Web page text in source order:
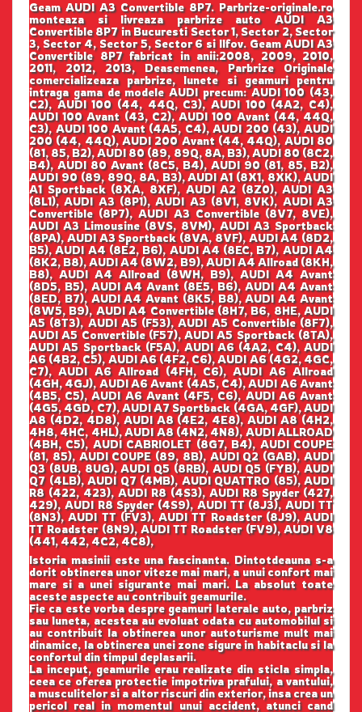
Geam AUDI A3 Convertible 8P7. Parbrize-originale.ro
monteaza si livreaza parbrize auto AUDI A3
Convertible 8P7 in Bucuresti Sector 1, Sector 2, Sector
3, Sector 4, Sector 5, Sector 6 si Ilfov. Geam AUDI A3
Convertible 8P7 fabricat in anii:2008, 2009, 2010,
2011, 2012, 2013, Deasemenea, Parbrize Originale
comercializeaza parbrize, lunete si geamuri pentru
intraga gama de modele AUDI precum: AUDI 100 (43,
C2), AUDI 100 (44, 44Q, C3), AUDI 100 (4A2, C4),
AUDI 100 Avant (43, C2), AUDI 100 Avant (44, 44Q,
C3), AUDI 100 Avant (4A5, C4), AUDI 200 (43), AUDI
200 (44, 44Q), AUDI 200 Avant (44, 44Q), AUDI 80
(81, 85, B2), AUDI 80 (89, 89Q, 8A, B3), AUDI 80 (8C2,
B4), AUDI 80 Avant (8C5, B4), AUDI 90 (81, 85, B2),
AUDI 90 (89, 89Q, 8A, B3), AUDI A1 (8X1, 8XK), AUDI
A1 Sportback (8XA, 8XF), AUDI A2 (8Z0), AUDI A3
(8L1), AUDI A3 (8P1), AUDI A3 (8V1, 8VK), AUDI A3
Convertible (8P7), AUDI A3 Convertible (8V7, 8VE),
AUDI A3 Limousine (8VS, 8VM), AUDI A3 Sportback
(8PA), AUDI A3 Sportback (8VA, 8VF), AUDI A4 (8D2,
B5), AUDI A4 (8E2, B6), AUDI A4 (8EC, B7), AUDI A4
(8K2, B8), AUDI A4 (8W2, B9), AUDI A4 Allroad (8KH,
B8), AUDI A4 Allroad (8WH, B9), AUDI A4 Avant
(8D5, B5), AUDI A4 Avant (8E5, B6), AUDI A4 Avant
(8ED, B7), AUDI A4 Avant (8K5, B8), AUDI A4 Avant
(8W5, B9), AUDI A4 Convertible (8H7, B6, 8HE, AUDI
A5 (8T3), AUDI A5 (F53), AUDI A5 Convertible (8F7),
AUDI A5 Convertible (F57), AUDI A5 Sportback (8TA),
AUDI A5 Sportback (F5A), AUDI A6 (4A2, C4), AUDI
A6 (4B2, C5), AUDI A6 (4F2, C6), AUDI A6 (4G2, 4GC,
C7), AUDI A6 Allroad (4FH, C6), AUDI A6 Allroad
(4GH, 4GJ), AUDI A6 Avant (4A5, C4), AUDI A6 Avant
(4B5, C5), AUDI A6 Avant (4F5, C6), AUDI A6 Avant
(4G5, 4GD, C7), AUDI A7 Sportback (4GA, 4GF), AUDI
A8 (4D2, 4D8), AUDI A8 (4E2, 4E8), AUDI A8 (4H2,
4H8, 4HC, 4HL), AUDI A8 (4N2, 4N8), AUDI ALLROAD
(4BH, C5), AUDI CABRIOLET (8G7, B4), AUDI COUPE
(81, 85), AUDI COUPE (89, 8B), AUDI Q2 (GAB), AUDI
Q3 (8UB, 8UG), AUDI Q5 (8RB), AUDI Q5 (FYB), AUDI
Q7 (4LB), AUDI Q7 (4MB), AUDI QUATTRO (85), AUDI
R8 (422, 423), AUDI R8 (4S3), AUDI R8 Spyder (427,
429), AUDI R8 Spyder (4S9), AUDI TT (8J3), AUDI TT
(8N3), AUDI TT (FV3), AUDI TT Roadster (8J9), AUDI
TT Roadster (8N9), AUDI TT Roadster (FV9), AUDI V8
(441, 442, 4C2, 4C8),
Istoria masinii este una fascinanta. Dintotdeauna s-a
dorit obtinerea unor viteze mai mari, a unui confort mai
mare si a unei sigurante mai mari. La absolut toate
aceste aspecte au contribuit geamurile.
Fie ca este vorba despre geamuri laterale auto, parbriz
sau luneta, acestea au evoluat odata cu automobilul si
au contribuit la obtinerea unor autoturisme mult mai
dinamice, la obtinerea unei zone sigure in habitaclu si la
confortul din timpul deplasarii.
La inceput, geamurile erau realizate din sticla simpla,
ceea ce oferea protectie impotriva prafului, a vantului,
a musculitelor si a altor riscuri din exterior, insa crea un
pericol real in momentul unui accident, atunci cand